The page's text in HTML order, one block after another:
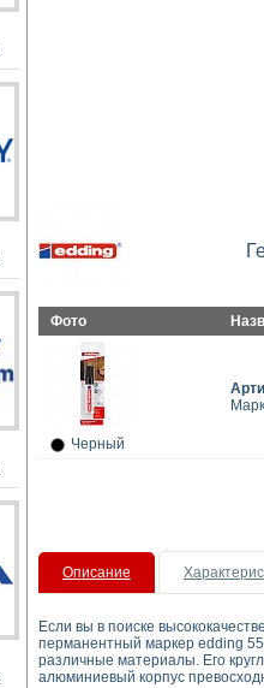
Фото
Черный
Описание
Если вы в поиске
перманентный маркер edding
различные материалы. Его
алюминиевый корпус